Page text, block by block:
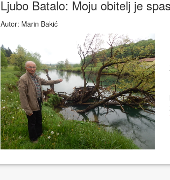
Ljubo Batalo: Moju obitelj je
Autor: Marin Bakić